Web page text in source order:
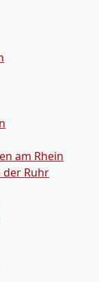
am Rhein
der Ruhr